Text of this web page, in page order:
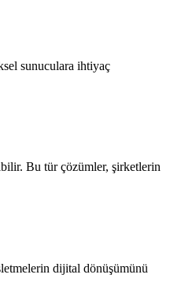
sunuculara ihtiyaç
Bu tür çözümler, şirketlerin
dijital dönüşümünü